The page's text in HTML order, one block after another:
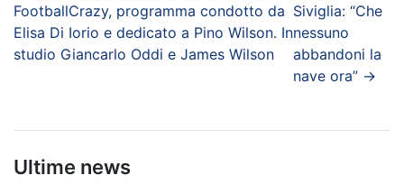
FootballCrazy, programma condotto da
Elisa Di Iorio e dedicato a Pino Wilson. In
studio Giancarlo Oddi e James Wilson
Siviglia: “Che
nessuno
abbandoni la
nave ora” →
Ultime news